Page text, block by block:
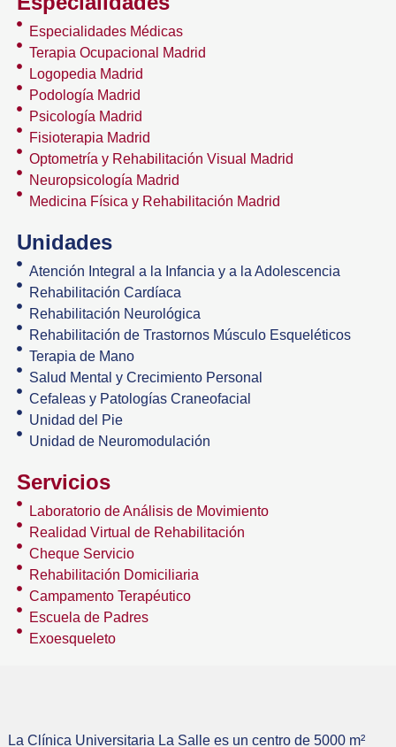
Especialidades Médicas
Terapia Ocupacional Madrid
Logopedia Madrid
Podología Madrid
Psicología Madrid
Fisioterapia Madrid
Optometría y Rehabilitación Visual Madrid
Neuropsicología Madrid
Medicina Física y Rehabilitación Madrid
Unidades
Atención Integral a la Infancia y a la Adolescencia
Rehabilitación Cardíaca
Rehabilitación Neurológica
Rehabilitación de Trastornos Músculo Esqueléticos
Terapia de Mano
Salud Mental y Crecimiento Personal
Cefaleas y Patologías Craneofacial
Unidad del Pie
Unidad de Neuromodulación
Servicios
Laboratorio de Análisis de Movimiento
Realidad Virtual de Rehabilitación
Cheque Servicio
Rehabilitación Domiciliaria
Campamento Terapéutico
Escuela de Padres
Exoesqueleto
La Clínica Universitaria La Salle es un centro de 5000 m²